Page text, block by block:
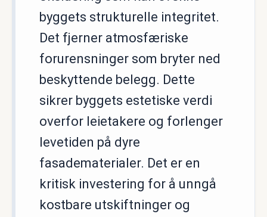
byggets strukturelle integritet.
Det fjerner atmosfæriske
forurensninger som bryter ned
beskyttende belegg. Dette
sikrer byggets estetiske verdi
overfor leietakere og forlenger
levetiden på dyre
fasadematerialer. Det er en
kritisk investering for å unngå
kostbare utskiftninger og